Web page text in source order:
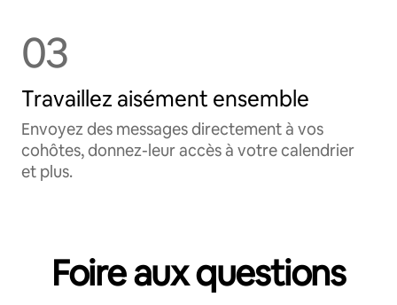
03
Travaillez aisément ensemble
Envoyez des messages directement à vos
cohôtes, donnez-leur accès à votre calendrier
et plus.
Foire aux questions